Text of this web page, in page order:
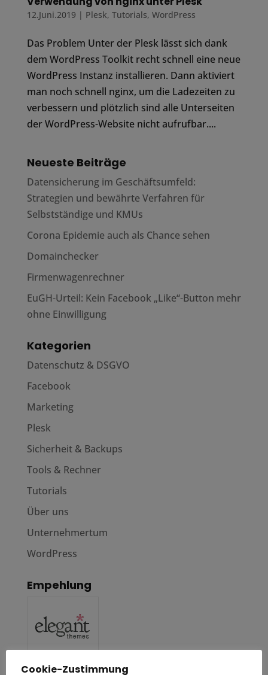
12.Juni.2019 | Plesk, Tutorials, WordPress
Das Problem Unter der Plesk lässt sich dank
dem WordPress Toolkit recht schnell eine neue
WordPress Instanz installieren. Dann aktiviert
man noch schnell nginx, um die Ladezeiten zu
verbessern und plötzlich sind alle Unterseiten
der WordPress-Website nicht aufrufbar....
Neueste Beiträge
Datensicherung im Geschäftsumfeld:
Strategien und bewährte Verfahren für
Selbstständige und KMUs
Corona Epidemie auch als Chance sehen
Domainchecker
Firmenwagenrechner
EuGH-Urteil: Kein Facebook „Like“-Button mehr
ohne Einwilligung
Kategorien
Datenschutz & DSGVO
Facebook
Marketing
Plesk
Sicherheit & Backups
Tools & Rechner
Tutorials
Über uns
Unternehmertum
WordPress
Empehlung
Cookie-Zustimmung